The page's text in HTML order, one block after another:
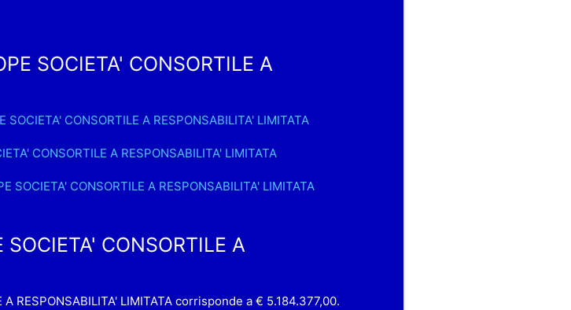
SOCIETA' CONSORTILE A
CONSORTILE A RESPONSABILITA' LIMITATA
CONSORTILE A RESPONSABILITA' LIMITATA
SOCIETA' CONSORTILE A RESPONSABILITA' LIMITATA
CONSORTILE A
RESPONSABILITA' LIMITATA corrisponde a € 5.184.377,00.